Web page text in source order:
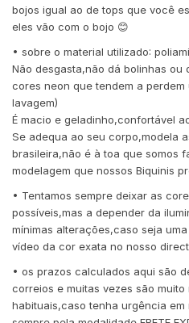
bojos igual ao de tops que você
eles vão com o bojo 😊
• sobre o material utilizado:
Não desgasta,não dá bolinhas ou
cores neon que tendem a
lavagem)
É macio e geladinho,confortável
Se adequa ao seu corpo,modela
brasileira,não é à toa que somos
modelagem que nossos Biquinis
• Tentamos sempre deixar as
possíveis,mas a depender da
mínimas alterações,caso seja
vídeo da cor exata no nosso
• os prazos calculados aqui são
correios e muitas vezes são
habituais,caso tenha urgência